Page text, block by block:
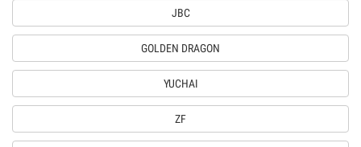
JBC
GOLDEN DRAGON
YUCHAI
ZF